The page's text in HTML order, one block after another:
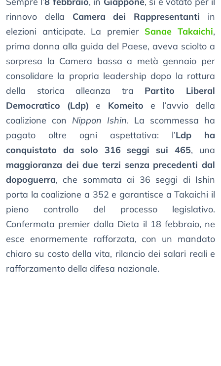
rinnovo della Camera dei Rappresentanti in
elezioni anticipate. La premier Sanae Takaichi,
prima donna alla guida del Paese, aveva sciolto a
sorpresa la Camera bassa a metà gennaio per
consolidare la propria leadership dopo la rottura
della storica alleanza tra Partito Liberal
Democratico (Ldp) e Komeito e l’avvio della
coalizione con Nippon Ishin. La scommessa ha
pagato oltre ogni aspettativa: l’Ldp ha
conquistato da solo 316 seggi sui 465, una
maggioranza dei due terzi senza precedenti dal
dopoguerra, che sommata ai 36 seggi di Ishin
porta la coalizione a 352 e garantisce a Takaichi il
pieno controllo del processo legislativo.
Confermata premier dalla Dieta il 18 febbraio, ne
esce enormemente rafforzata, con un mandato
chiaro su costo della vita, rilancio dei salari reali e
rafforzamento della difesa nazionale.